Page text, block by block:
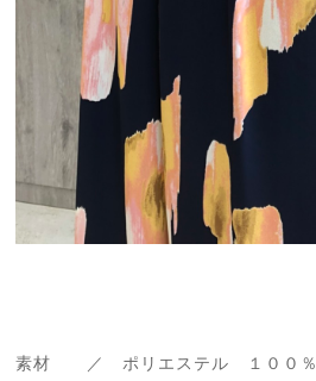
素材 ／ ポリエステル １００％